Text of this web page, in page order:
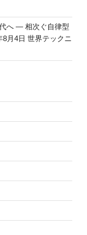
へ — 相次ぐ自律型
8月4日 世界テックニ